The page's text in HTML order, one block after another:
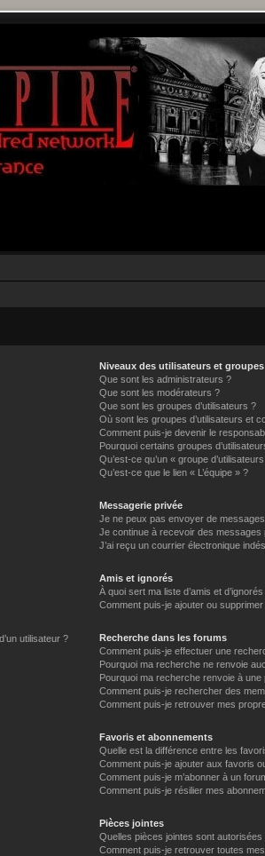
utilisateur ?
Niveaux des utilisateurs et
Que sont les administrateurs ?
Que sont les modérateurs ?
Que sont les groupes d’utilisateurs ?
Où sont les groupes d’utilisateurs et
Comment puis-je devenir le
Pourquoi certains groupes
Qu’est-ce qu’un « groupe
Qu’est-ce que le lien « L’équipe » ?
Messagerie privée
Je ne peux pas envoyer de
Je continue à recevoir des messages
J’ai reçu un courrier électronique
Amis et ignorés
À quoi sert ma liste d’amis et d’ignorés
Comment puis-je ajouter ou
Recherche dans les forums
Comment puis-je effectuer une
Pourquoi ma recherche ne renvoie
Pourquoi ma recherche renvoie à une
Comment puis-je rechercher des
Comment puis-je retrouver mes
Favoris et abonnements
Quelle est la différence entre les
Comment puis-je ajouter aux favoris
Comment puis-je m’abonner à un
Comment puis-je résilier mes
Pièces jointes
Quelles pièces jointes sont
Comment puis-je retrouver toutes